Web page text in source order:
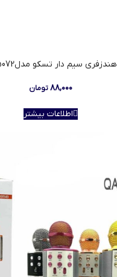
هندزفری سیم دار تسکو مدلTH5072
۸۸,۰۰۰تومان
اطلاعات بیشتر